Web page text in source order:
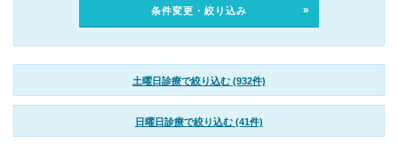
条件変更・絞り込み
土曜日診療で絞り込む (932件)
日曜日診療で絞り込む (41件)